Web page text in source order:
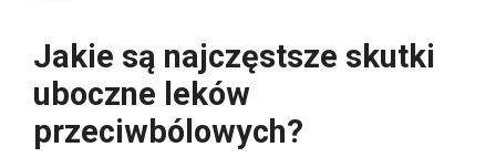
Jakie są najczęstsze skutki
uboczne leków
przeciwbólowych?